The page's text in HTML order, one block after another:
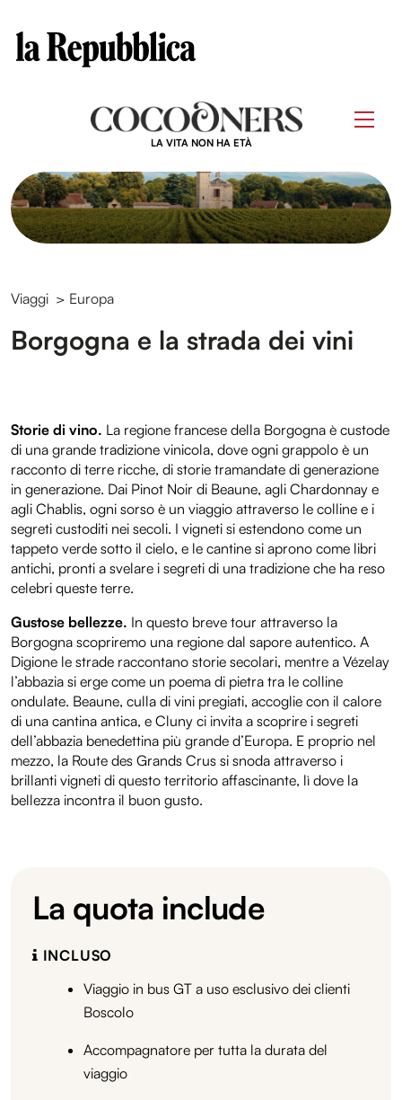
LA VITA NON HA ETÀ
Viaggi > Europa
Borgogna e la strada dei vini
Storie di vino. La regione francese della Borgogna è custode
di una grande tradizione vinicola, dove ogni grappolo è un
racconto di terre ricche, di storie tramandate di generazione
in generazione. Dai Pinot Noir di Beaune, agli Chardonnay e
agli Chablis, ogni sorso è un viaggio attraverso le colline e i
segreti custoditi nei secoli. I vigneti si estendono come un
tappeto verde sotto il cielo, e le cantine si aprono come libri
antichi, pronti a svelare i segreti di una tradizione che ha reso
celebri queste terre.
Gustose bellezze. In questo breve tour attraverso la
Borgogna scopriremo una regione dal sapore autentico. A
Digione le strade raccontano storie secolari, mentre a Vézelay
l’abbazia si erge come un poema di pietra tra le colline
ondulate. Beaune, culla di vini pregiati, accoglie con il calore
di una cantina antica, e Cluny ci invita a scoprire i segreti
dell’abbazia benedettina più grande d’Europa. E proprio nel
mezzo, la Route des Grands Crus si snoda attraverso i
brillanti vigneti di questo territorio affascinante, lì dove la
bellezza incontra il buon gusto.
La quota include
INCLUSO
Viaggio in bus GT a uso esclusivo dei clienti
Boscolo
Accompagnatore per tutta la durata del
viaggio